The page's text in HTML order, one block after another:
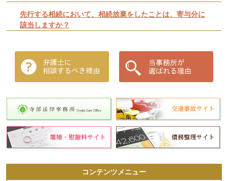
先行する相続において、相続放棄をしたことは、寄与分に
該当しますか？
コンテンツメニュー